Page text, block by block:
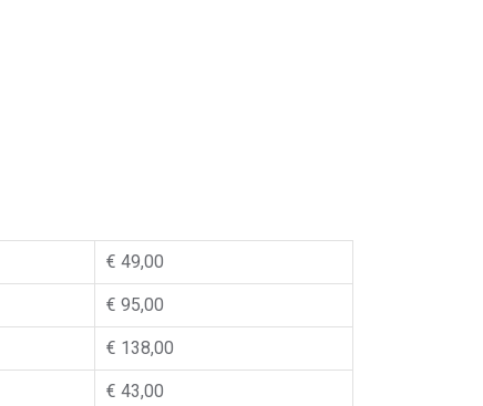
€ 49,00
€ 95,00
€ 138,00
€ 43,00